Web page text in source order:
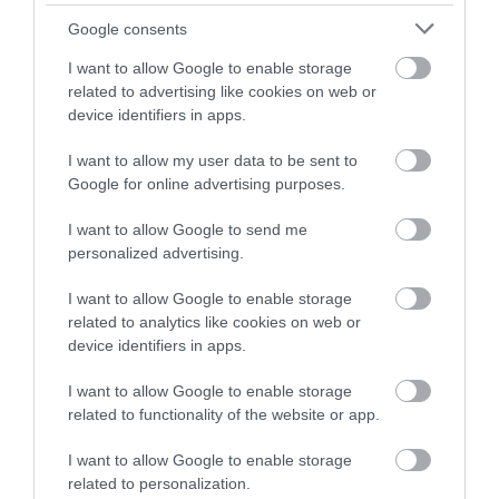
Google consents
I want to allow Google to enable storage
related to advertising like cookies on web or
device identifiers in apps.
I want to allow my user data to be sent to
Google for online advertising purposes.
I want to allow Google to send me
personalized advertising.
I want to allow Google to enable storage
related to analytics like cookies on web or
device identifiers in apps.
I want to allow Google to enable storage
related to functionality of the website or app.
I want to allow Google to enable storage
related to personalization.
Ξεχάστε το γυμναστήριο: Οι 3 ασκήσεις
μέσα στη θάλασσα που γυμνάζουν όλο το